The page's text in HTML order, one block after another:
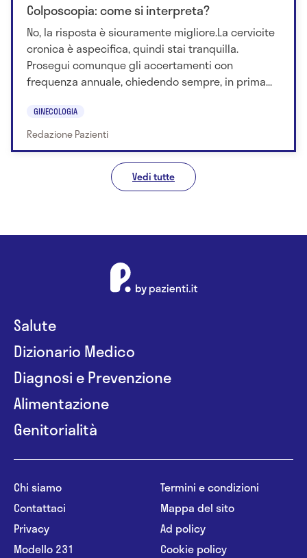
Colposcopia: come si interpreta?
No, la risposta è sicuramente migliore.La cervicite
cronica è aspecifica, quindi stai tranquilla.
Prosegui comunque gli accertamenti con
frequenza annuale, chiedendo sempre, in prima...
GINECOLOGIA
Redazione Pazienti
Vedi tutte
Salute
Dizionario Medico
Diagnosi e Prevenzione
Alimentazione
Genitorialità
Chi siamo
Contattaci
Privacy
Modello 231
Termini e condizioni
Mappa del sito
Ad policy
Cookie policy